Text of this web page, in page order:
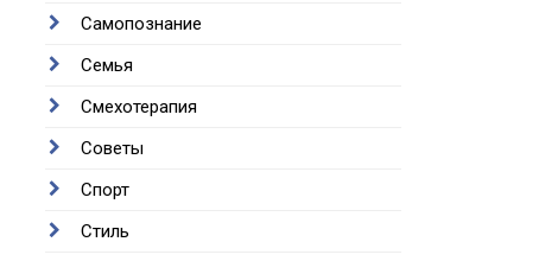
Самопознание
Семья
Смехотерапия
Советы
Спорт
Стиль